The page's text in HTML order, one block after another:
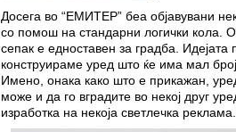
Досега во “ЕМИТЕР” беа објавувани
со помош на стандарни логички кола.
сепак е едноставен за градба.
конструираме уред што ќе има мал
Имено, онака како што е прикажан,
може и да го вградите во некој друг
изработка на некоја светлечка реклама.